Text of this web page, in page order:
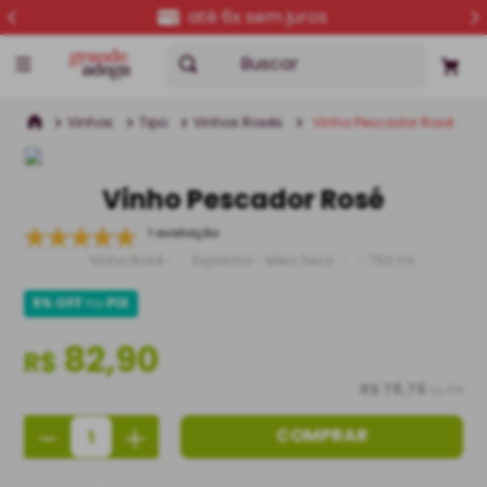
até 6x sem juros
Buscar
Vinhos Tipo Vinhos Rosés Vinho Pescador Rosé
Vinho Pescador Rosé
1 avaliação
5% OFFnoPIX
R$82,90
R$ 78,76
＋
－ COMPRAR